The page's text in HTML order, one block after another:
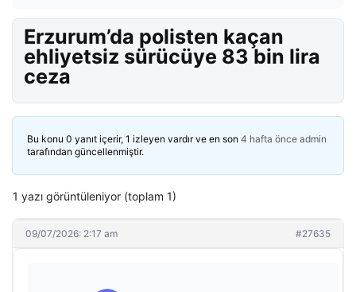
Erzurum’da polisten kaçan
ehliyetsiz sürücüye 83 bin lira
ceza
Bu konu 0 yanıt içerir, 1 izleyen vardır ve en son 4 hafta önce admin
tarafından güncellenmiştir.
1 yazı görüntüleniyor (toplam 1)
09/07/2026: 2:17 am #27635